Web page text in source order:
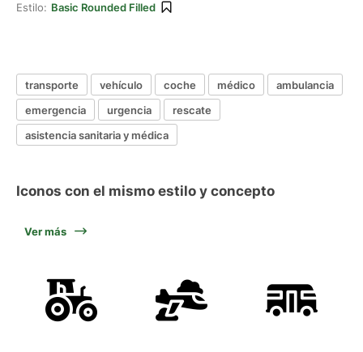
Estilo: Basic Rounded Filled
transporte vehículo coche médico
ambulancia
emergencia
urgencia
rescate
asistencia sanitaria y médica
Iconos con el mismo estilo y concepto
Ver más